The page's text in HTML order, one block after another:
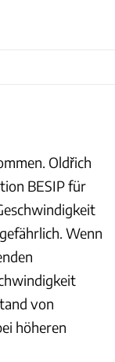
Oldřich
BESIP für
Wenn
von
höheren